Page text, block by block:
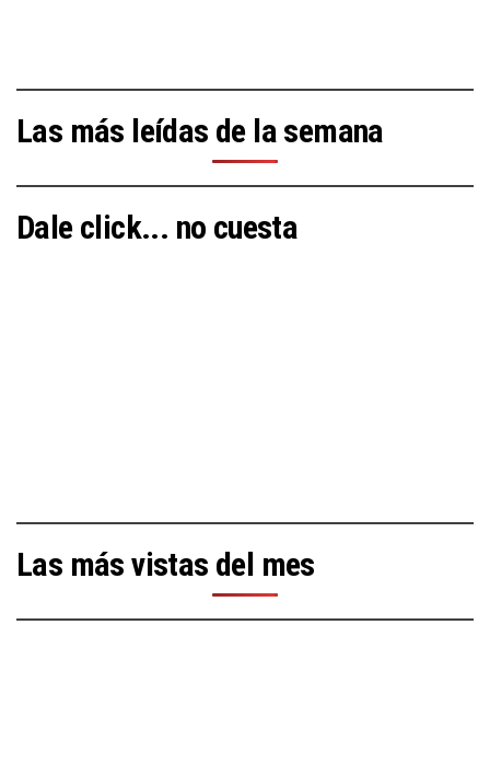
Las más leídas de la semana
Dale click... no cuesta
Las más vistas del mes